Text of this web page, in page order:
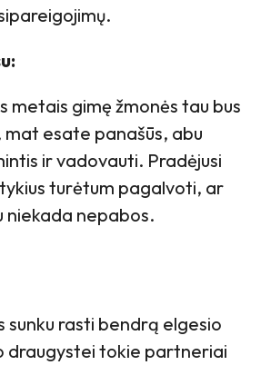
metais gimę žmonės tau bus
mat esate panašūs, abu
ir vadovauti. Pradėjusi
turėtum pagalvoti, ar
niekada nepabos.
sunku rasti bendrą elgesio
draugystei tokie partneriai